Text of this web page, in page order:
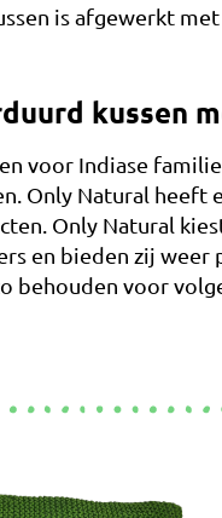
is afgewerkt
kussen
voor Indiase
Only Natural heeft
Only Natural
en bieden zij
voor